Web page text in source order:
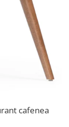
cafenea